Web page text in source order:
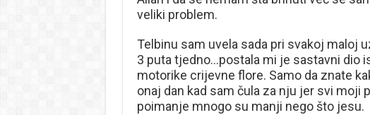
veliki problem.
Telbinu sam uvela sada pri svakoj maloj
3 puta tjedno…postala mi je sastavni dio
motorike crijevne flore. Samo da znate
onaj dan kad sam čula za nju jer svi moji
poimanje mnogo su manji nego što jesu.